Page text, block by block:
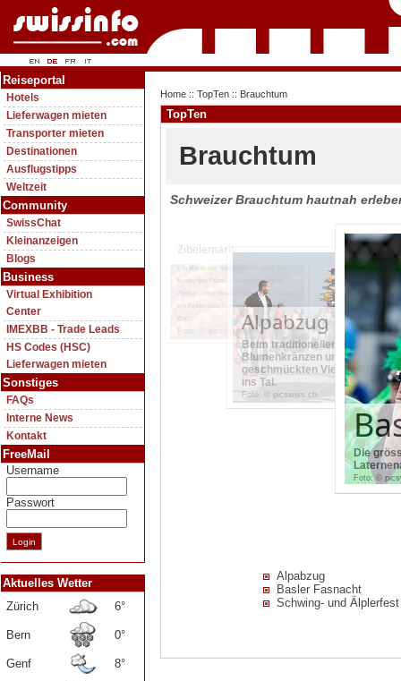
Reiseportal
Hotels
Lieferwagen mieten
Transporter mieten
Destinationen
Ausflugstipps
Weltzeit
Community
SwissChat
Kleinanzeigen
Blogs
Business
Virtual Exhibition
Center
IMEXBB - Trade Leads
HS Codes (HSC)
Lieferwagen mieten
Sonstiges
FAQs
Interne News
Kontakt
FreeMail
Username
Passwort
Aktuelles Wetter
Zürich
6°
Bern 0°
Genf 8°
Home :: TopTen :: Brauchtum
TopTen
Brauchtum
Schweizer Brauchtum hautnah
Die
Foto: ©
Alpabzug
Beim traditionellen Alpabzug
Blumenkränzen und Glocken
geschmückten Viehherden
ins Tal.
Foto: © picswiss.ch
Zibelemärit
hunderten Ständen bieten Bauern zu
Zöpfen geflochtene Zwiebeln an. Es folgt
ein Festessen, Konfettischlacht und
Foto: © picswiss.ch
Alpabzug
Basler Fasnacht
Schwing- und Älplerfest